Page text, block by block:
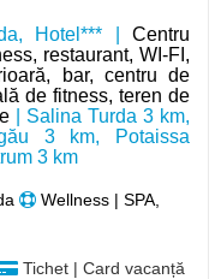
Hotel*** | Centru
restaurant, WI-FI,
bar, centru de
de fitness, teren de
| Salina Turda 3 km,
3 km, Potaissa
3 km
Wellness | SPA,
Tichet | Card vacanță